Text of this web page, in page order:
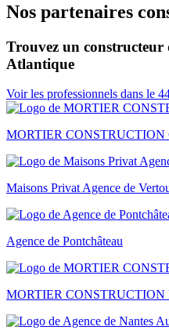
Nos partenaires
Trouvez un constructeur
Atlantique
Voir les professionnels dans le
MORTIER
Maisons Privat Agence de
Agence de Pontchâteau
MORTIER CONSTRUCTION